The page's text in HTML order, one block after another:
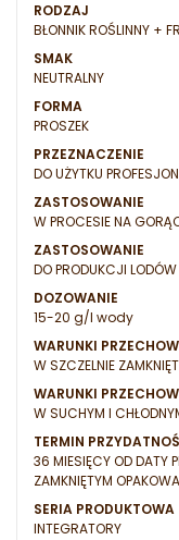
RODZAJ
BŁONNIK ROŚLINNY +
SMAK
NEUTRALNY
FORMA
PROSZEK
PRZEZNACZENIE
DO UŻYTKU
ZASTOSOWANIE
W PROCESIE NA
ZASTOSOWANIE
DO PRODUKCJI
DOZOWANIE
15-20 g/l wody
WARUNKI
W SZCZELNIE
WARUNKI
W SUCHYM I
TERMIN
36 MIESIĘCY OD DATY
ZAMKNIĘTYM
SERIA PRODUKTOWA
INTEGRATORY